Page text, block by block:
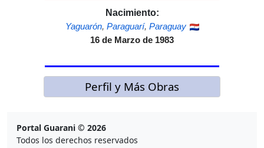
Nacimiento:
Yaguarón, Paraguarí, Paraguay
16 de Marzo de 1983
Perfil y Más Obras
Portal Guarani © 2026
Todos los derechos reservados